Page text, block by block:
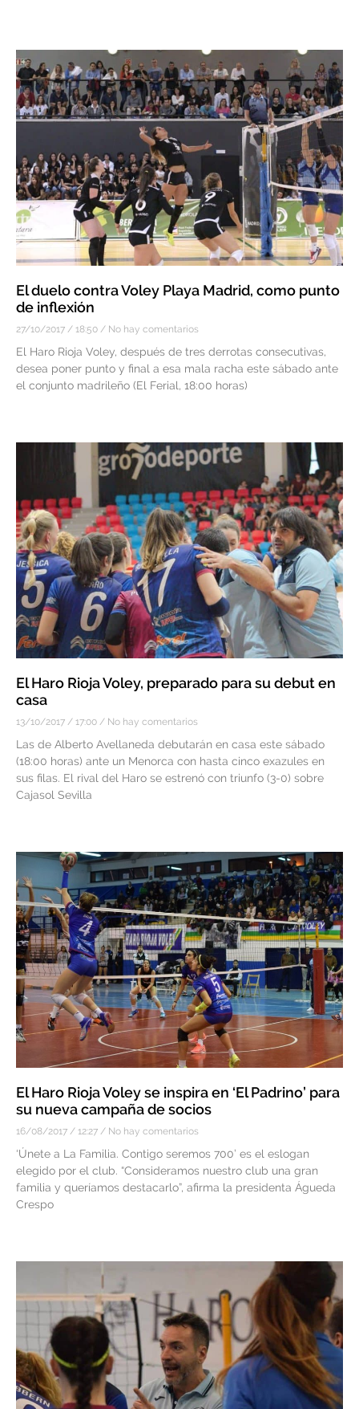
El duelo contra Voley Playa Madrid, como punto
de inflexión
27/10/2017 18:50 No hay comentarios
El Haro Rioja Voley, después de tres derrotas consecutivas,
desea poner punto y final a esa mala racha este sábado ante
el conjunto madrileño (El Ferial, 18:00 horas)
El Haro Rioja Voley, preparado para su debut en
casa
13/10/2017 17:00 No hay comentarios
Las de Alberto Avellaneda debutarán en casa este sábado
(18:00 horas) ante un Menorca con hasta cinco exazules en
sus filas. El rival del Haro se estrenó con triunfo (3-0) sobre
Cajasol Sevilla
El Haro Rioja Voley se inspira en ‘El Padrino’ para
su nueva campaña de socios
16/08/2017 12:27 No hay comentarios
‘Únete a La Familia. Contigo seremos 700’ es el eslogan
elegido por el club. “Consideramos nuestro club una gran
familia y queríamos destacarlo”, afirma la presidenta Águeda
Crespo